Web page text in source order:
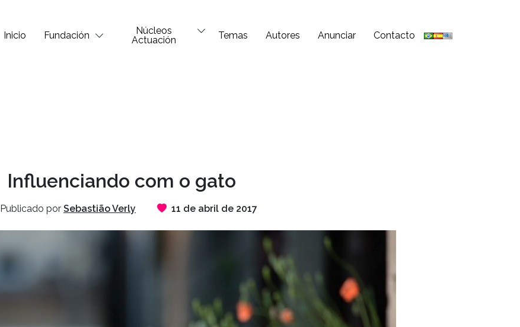
Inicio Fundación
Núcleos
Actuación
Temas Autores Anunciar Contacto
Influenciando com o gato
Publicado por Sebastião Verly 11 de abril de 2017